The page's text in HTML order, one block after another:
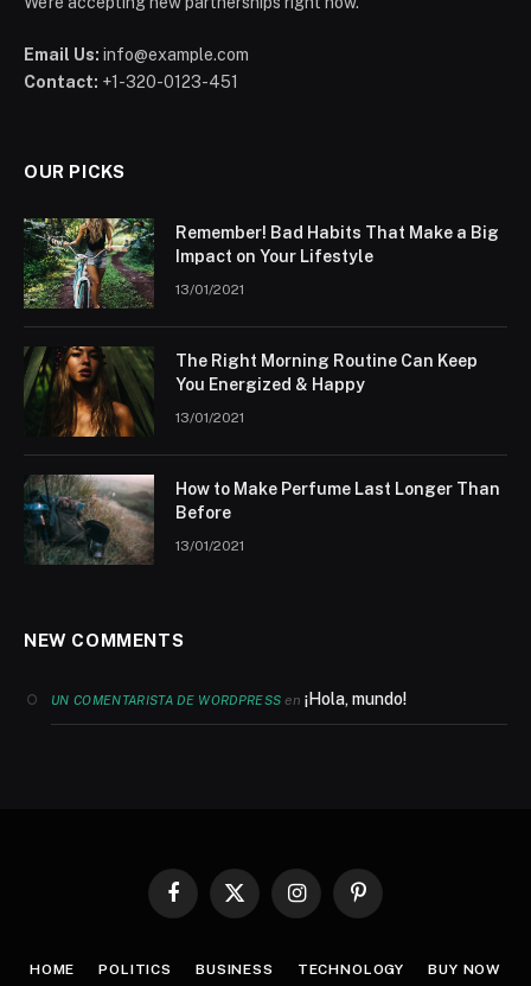
Email Us: info@example.com
Contact: +1-320-0123-451
OUR PICKS
Remember! Bad Habits That Make a Big
Impact on Your Lifestyle
13/01/2021
The Right Morning Routine Can Keep
You Energized & Happy
13/01/2021
How to Make Perfume Last Longer Than
Before
13/01/2021
NEW COMMENTS
UN COMENTARISTA DE WORDPRESS en¡Hola, mundo!
Facebook
X
InstagramPinterest
HOME POLITICS BUSINESS TECHNOLOGY BUY NOW